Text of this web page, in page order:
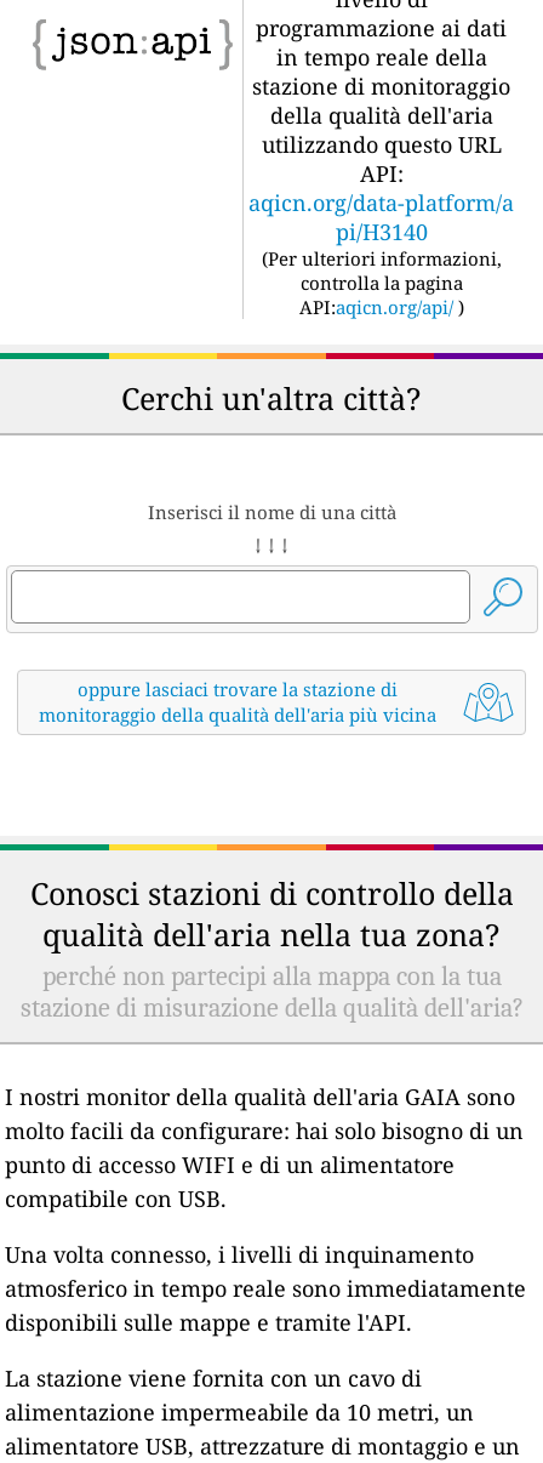
programmazione ai dati
in tempo reale della
stazione di monitoraggio
della qualità dell'aria
utilizzando questo URL
API:
aqicn.org/data-platform/a
pi/H3140
(Per ulteriori informazioni,
controlla la pagina
API:aqicn.org/api/ )
Cerchi un'altra città?
Inserisci il nome di una città
↓ ↓ ↓
oppure lasciaci trovare la stazione di
monitoraggio della qualità dell'aria più vicina
Conosci stazioni di controllo della
qualità dell'aria nella tua zona?
perché non partecipi alla mappa con la tua
stazione di misurazione della qualità dell'aria?
I nostri monitor della qualità dell'aria GAIA sono
molto facili da configurare: hai solo bisogno di un
punto di accesso WIFI e di un alimentatore
compatibile con USB.
Una volta connesso, i livelli di inquinamento
atmosferico in tempo reale sono immediatamente
disponibili sulle mappe e tramite l'API.
La stazione viene fornita con un cavo di
alimentazione impermeabile da 10 metri, un
alimentatore USB, attrezzature di montaggio e un